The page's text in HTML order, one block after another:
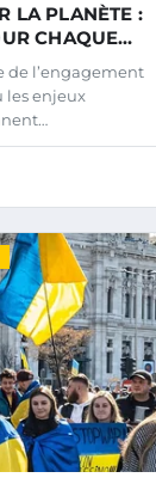
LA PLANÈTE :
CHAQUE
de l’engagement
les enjeux